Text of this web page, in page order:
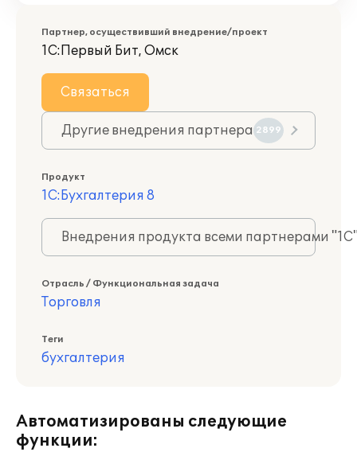
Партнер, осуществивший внедрение/проект
1С:Первый Бит, Омск
Связаться
Другие внедрения партнера 2899
Продукт
1С:Бухгалтерия 8
Внедрения продукта всеми партнерами
Отрасль / Функциональная задача
Торговля
Теги
бухгалтерия
Автоматизированы следующие
функции: